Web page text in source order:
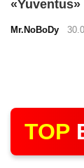
Mr.NoBoDy
TOP